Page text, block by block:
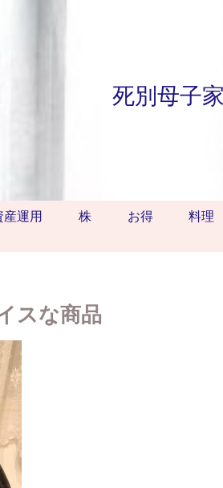
死別母子
産運用 株 お得 料理
スな商品